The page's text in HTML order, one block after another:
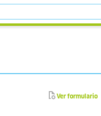
Ver formulario